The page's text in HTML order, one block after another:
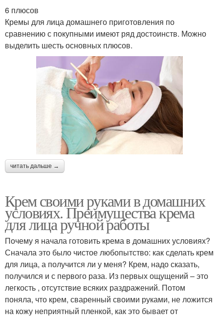
6 плюсов
Кремы для лица домашнего приготовления по
сравнению с покупными имеют ряд достоинств. Можно
выделить шесть основных плюсов.
читать дальше →
Крем своими руками в домашних
условиях. Преимущества крема
для лица ручной работы
Почему я начала готовить крема в домашних условиях?
Сначала это было чистое любопытство: как сделать крем
для лица, а получится ли у меня? Крем, надо сказать,
получился и с первого раза. Из первых ощущений – это
легкость , отсутствие всяких раздражений. Потом
поняла, что крем, сваренный своими руками, не ложится
на кожу неприятный пленкой, как это бывает от